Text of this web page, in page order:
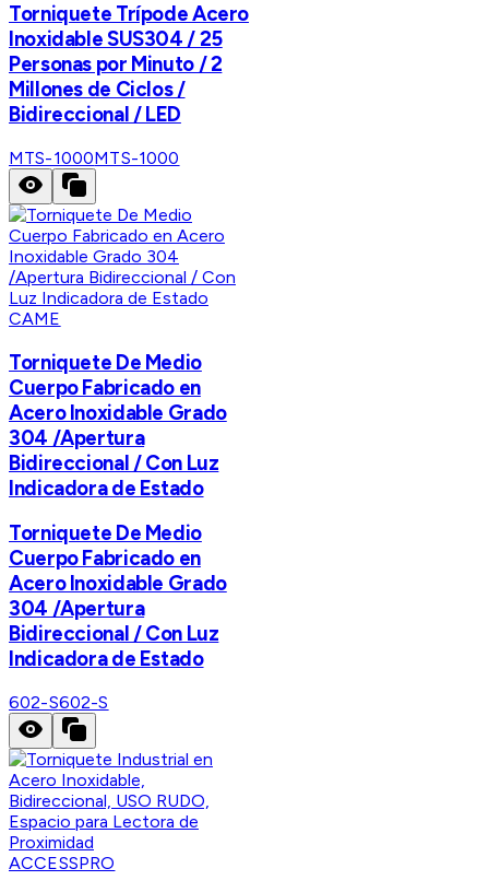
Torniquete Trípode Acero
Inoxidable SUS304 / 25
Personas por Minuto / 2
Millones de Ciclos /
Bidireccional / LED
MTS-1000MTS-1000
CAME
Torniquete De Medio
Cuerpo Fabricado en
Acero Inoxidable Grado
304 /Apertura
Bidireccional / Con Luz
Indicadora de Estado
Torniquete De Medio
Cuerpo Fabricado en
Acero Inoxidable Grado
304 /Apertura
Bidireccional / Con Luz
Indicadora de Estado
602-S602-S
ACCESSPRO